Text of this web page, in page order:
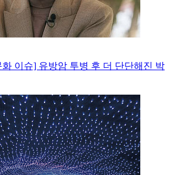
이슈] 유방암 투병 후 더 단단해진 박